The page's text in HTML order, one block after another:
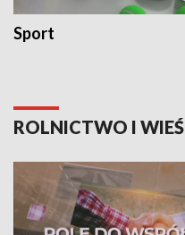
Sport
ROLNICTWO I WIEŚ